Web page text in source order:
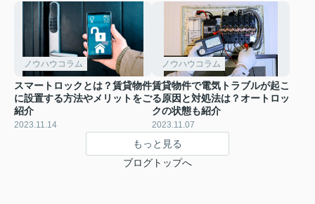
ノウハウコラム
スマートロックとは？賃貸物件
に設置する方法やメリットをご
紹介
2023.11.14
ノウハウコラム
賃貸物件で電気トラブルが起こ
る原因と対処法は？オートロッ
クの状態も紹介
2023.11.07
もっと見る
ブログトップへ